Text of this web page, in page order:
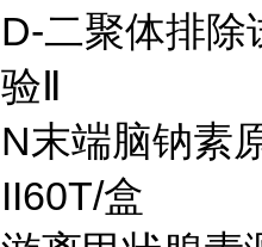
D-二聚体排除
验Ⅱ
N末端脑钠素
II60T/盒